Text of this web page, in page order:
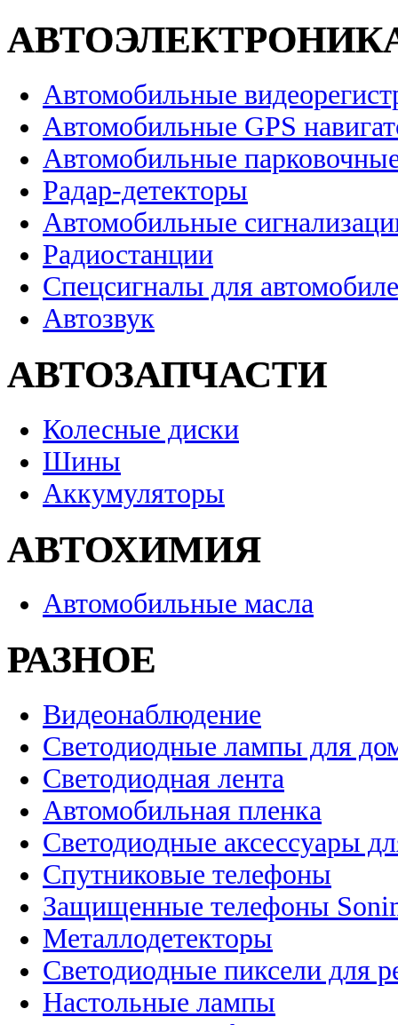
Автомобильные
Автомобильные GPS
Автомобильные
Радар-детекторы
Автомобильные
Радиостанции
Спецсигналы для
Автозвук
АВТОЗАПЧАСТИ
Колесные диски
Шины
Аккумуляторы
АВТОХИМИЯ
Автомобильные масла
РАЗНОЕ
Видеонаблюдение
Светодиодные лампы для
Светодиодная лента
Автомобильная пленка
Светодиодные аксессуары
Спутниковые телефоны
Защищенные телефоны
Металлодетекторы
Светодиодные пиксели для
Настольные лампы